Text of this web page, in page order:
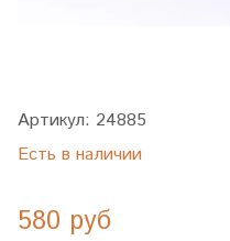
Артикул: 24885
Есть в наличии
580 руб